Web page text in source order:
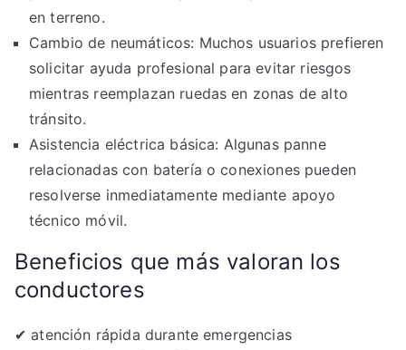
en terreno.
Cambio de neumáticos: Muchos usuarios prefieren
solicitar ayuda profesional para evitar riesgos
mientras reemplazan ruedas en zonas de alto
tránsito.
Asistencia eléctrica básica: Algunas panne
relacionadas con batería o conexiones pueden
resolverse inmediatamente mediante apoyo
técnico móvil.
Beneficios que más valoran los
conductores
✔ atención rápida durante emergencias